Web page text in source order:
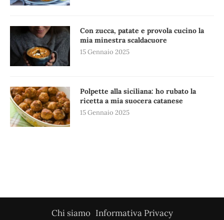
Con zucca, patate e provola cucino la
mia minestra scaldacuore
15 Gennaio 2025
Polpette alla siciliana: ho rubato la
ricetta a mia suocera catanese
15 Gennaio 2025
Chi siamo Informativa Privacy